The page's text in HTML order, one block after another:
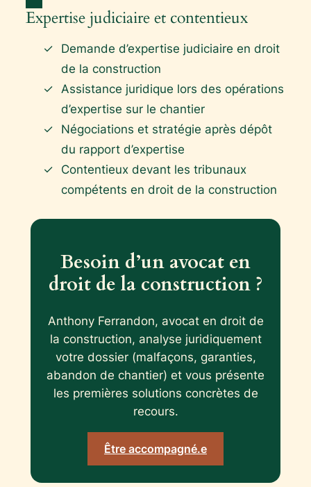
Expertise judiciaire et contentieux
Demande d’expertise judiciaire en droit
de la construction
Assistance juridique lors des opérations
d’expertise sur le chantier
Négociations et stratégie après dépôt
du rapport d’expertise
Contentieux devant les tribunaux
compétents en droit de la construction
Besoin d’un avocat en
droit de la construction ?
Anthony Ferrandon, avocat en droit de
la construction, analyse juridiquement
votre dossier (malfaçons, garanties,
abandon de chantier) et vous présente
les premières solutions concrètes de
recours.
Être accompagné.e